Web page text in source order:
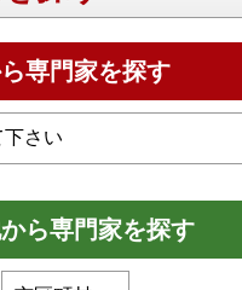
専門家を探す
ら専門家を探す